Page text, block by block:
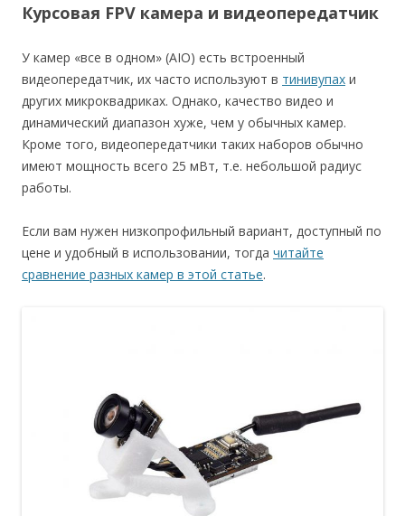
Курсовая FPV камера и видеопередатчик
У камер «все в одном» (AIO) есть встроенный
видеопередатчик, их часто используют в тинивупах и
других микроквадриках. Однако, качество видео и
динамический диапазон хуже, чем у обычных камер.
Кроме того, видеопередатчики таких наборов обычно
имеют мощность всего 25 мВт, т.е. небольшой радиус
работы.
Если вам нужен низкопрофильный вариант, доступный по
цене и удобный в использовании, тогда читайте
сравнение разных камер в этой статье.